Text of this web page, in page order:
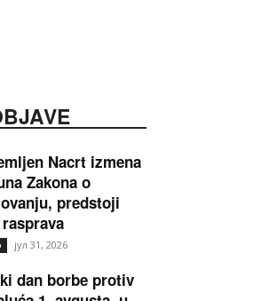
Nacrt izmena
Zakona o
predstoji
јул 31, 2026
dan borbe protiv